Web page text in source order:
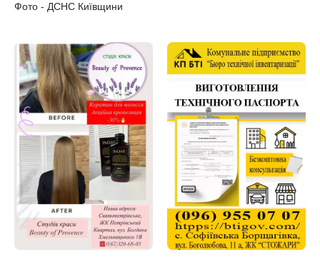
Фото - ДСНС Київщини